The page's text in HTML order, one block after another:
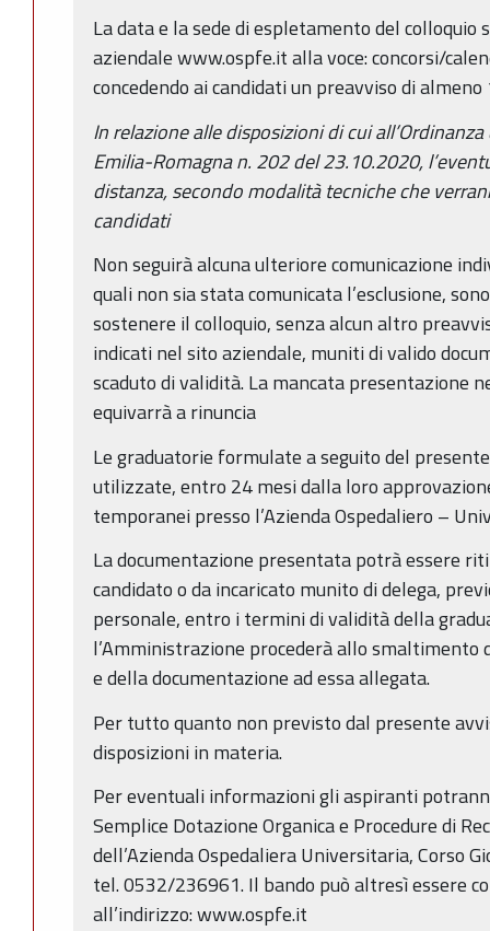
La data e la sede di espletamento del
aziendale www.ospfe.it alla voce: concorsi/
concedendo ai candidati un preavviso di almeno
In relazione alle disposizioni di cui
Emilia-Romagna n. 202 del 23.10.2020,
distanza, secondo modalità tecniche che
candidati
Non seguirà alcuna ulteriore comunicazione
quali non sia stata comunicata l’esclusione,
sostenere il colloquio, senza alcun altro
indicati nel sito aziendale, muniti di valido
scaduto di validità. La mancata presentazione
equivarrà a rinuncia
Le graduatorie formulate a seguito del
utilizzate, entro 24 mesi dalla loro
temporanei presso l’Azienda Ospedaliero –
La documentazione presentata potrà essere
candidato o da incaricato munito di delega,
personale, entro i termini di validità della
l’Amministrazione procederà allo smaltimento
e della documentazione ad essa allegata.
Per tutto quanto non previsto dal presente
disposizioni in materia.
Per eventuali informazioni gli aspiranti
Semplice Dotazione Organica e Procedure di
dell’Azienda Ospedaliera Universitaria, Corso
tel. 0532/236961. Il bando può altresì essere
all’indirizzo: www.ospfe.it